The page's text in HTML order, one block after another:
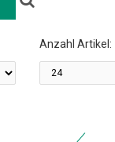
Anzahl Artikel: